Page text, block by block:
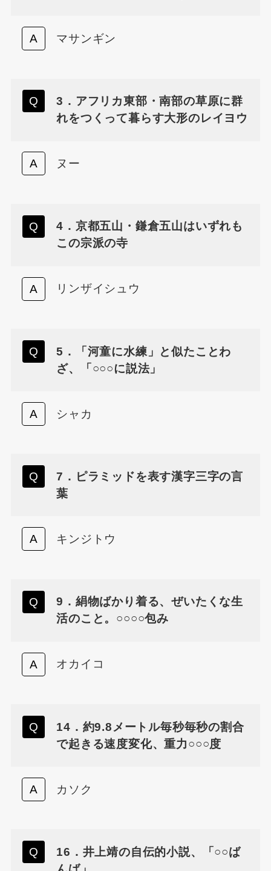
マサンギン
3．アフリカ東部・南部の草原に群
れをつくって暮らす大形のレイヨウ
ヌー
4．京都五山・鎌倉五山はいずれも
この宗派の寺
リンザイシュウ
5．「河童に水練」と似たことわ
ざ、「○○○に説法」
シャカ
7．ピラミッドを表す漢字三字の言
葉
キンジトウ
9．絹物ばかり着る、ぜいたくな生
活のこと。○○○○包み
オカイコ
14．約9.8メートル毎秒毎秒の割合
で起きる速度変化、重力○○○度
カソク
16．井上靖の自伝的小説、「○○ば